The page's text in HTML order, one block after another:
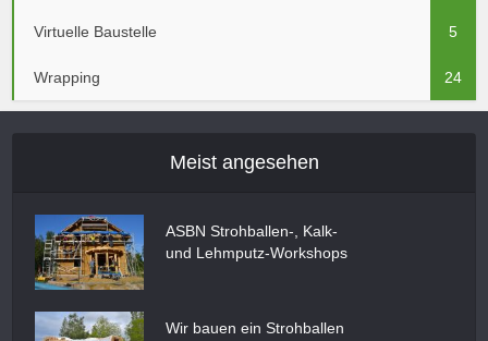
Virtuelle Baustelle 5
Wrapping 24
Meist angesehen
ASBN Strohballen-, Kalk-
und Lehmputz-Workshops
Wir bauen ein Strohballen